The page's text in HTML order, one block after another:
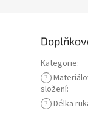
Kategorie:
?
složení:
? Délka